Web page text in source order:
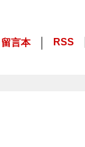
留言本 RSS